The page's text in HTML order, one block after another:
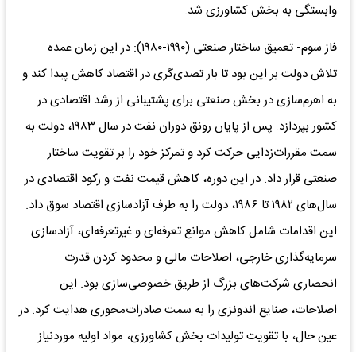
وابستگی به بخش کشاورزی شد.
فاز سوم- تعمیق ساختار صنعتی (۱۹۹۰-۱۹۸۰): در این زمان عمده
تلاش دولت بر این بود تا بار تصدی‌‌‌گری در اقتصاد کاهش پیدا کند و
به اهرم‌‌‌سازی در بخش صنعتی برای پشتیبانی از رشد اقتصادی در
کشور بپردازد. پس از پایان رونق دوران نفت در سال ۱۹۸۳، دولت به
سمت مقررات‌‌‌زدایی حرکت کرد و تمرکز خود را بر تقویت ساختار
صنعتی قرار داد. در این دوره، کاهش قیمت نفت و رکود اقتصادی در
سال‌های ۱۹۸۲ تا ۱۹۸۶، دولت را به طرف آزادسازی اقتصاد سوق داد.
این اقدامات شامل کاهش موانع تعرفه‌‌‌ای و غیرتعرفه‌‌‌ای، آزادسازی
سرمایه‌گذاری خارجی، اصلاحات مالی و محدود کردن قدرت
انحصاری شرکت‌های بزرگ از طریق خصوصی‌‌‌سازی بود. این
اصلاحات، صنایع اندونزی را به سمت صادرات‌محوری هدایت کرد. در
عین حال، با تقویت تولیدات بخش کشاورزی، مواد اولیه موردنیاز